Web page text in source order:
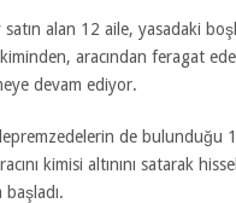
satın alan 12 aile, yasadaki
aracından feragat
devam ediyor.
de bulunduğu
kimisi altınını satarak